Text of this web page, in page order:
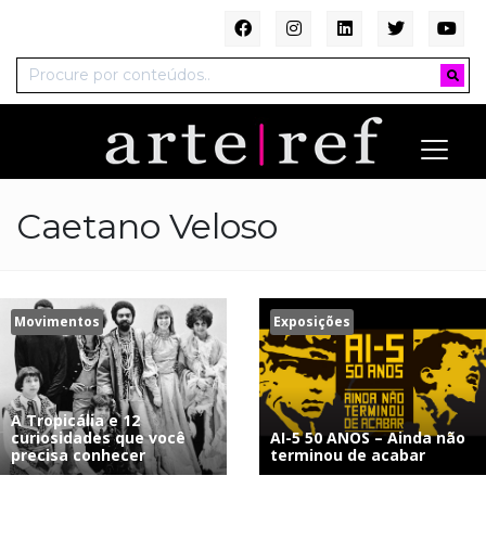
Caetano Veloso
Movimentos
A Tropicália e 12
curiosidades que você
precisa conhecer
Exposições
AI-5 50 ANOS – Ainda não
terminou de acabar